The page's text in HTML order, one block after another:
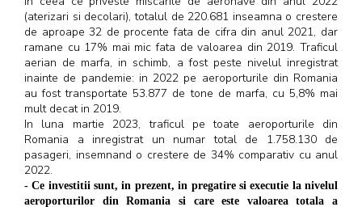
(aterizari si decolari), totalul de 220.681 inseamna o crestere
de aproape 32 de procente fata de cifra din anul 2021, dar
ramane cu 17% mai mic fata de valoarea din 2019. Traficul
aerian de marfa, in schimb, a fost peste nivelul inregistrat
inainte de pandemie: in 2022 pe aeroporturile din Romania
au fost transportate 53.877 de tone de marfa, cu 5,8% mai
mult decat in 2019.
In luna martie 2023, traficul pe toate aeroporturile din
Romania a inregistrat un numar total de 1.758.130 de
pasageri, insemnand o crestere de 34% comparativ cu anul
2022.
- Ce investitii sunt, in prezent, in pregatire si executie la nivelul
aeroporturilor din Romania si care este valoarea totala a